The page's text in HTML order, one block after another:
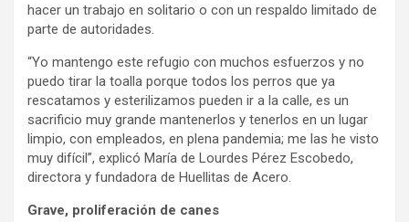
hacer un trabajo en solitario o con un respaldo limitado de
parte de autoridades.
“Yo mantengo este refugio con muchos esfuerzos y no
puedo tirar la toalla porque todos los perros que ya
rescatamos y esterilizamos pueden ir a la calle, es un
sacrificio muy grande mantenerlos y tenerlos en un lugar
limpio, con empleados, en plena pandemia; me las he visto
muy difícil”, explicó María de Lourdes Pérez Escobedo,
directora y fundadora de Huellitas de Acero.
Grave, proliferación de canes